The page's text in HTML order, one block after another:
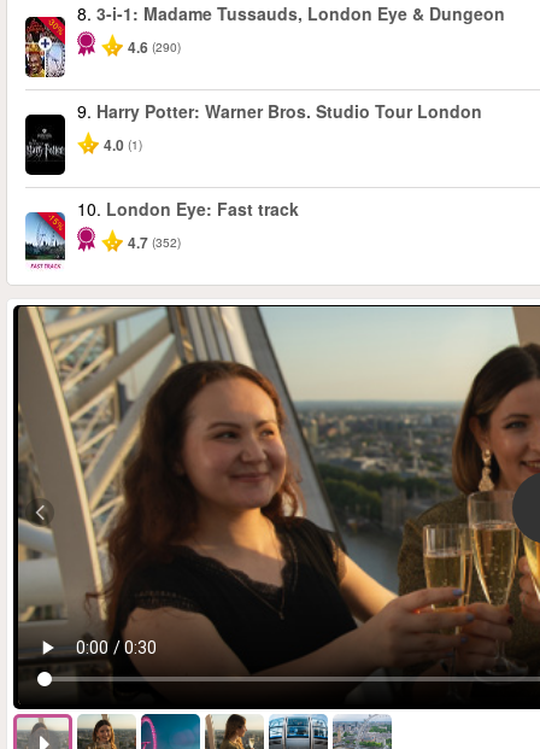
-30%
8. 3-i-1: Madame Tussauds, London Eye & Dungeon
4.6 (290)
9. Harry Potter: Warner Bros. Studio Tour London
4.0 (1)
-15%
10. London Eye: Fast track
4.7 (352)